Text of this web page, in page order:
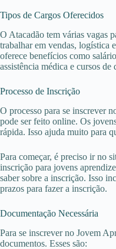
Tipos de Cargos Oferecidos
O Atacadão tem várias vagas
trabalhar em vendas, logística
oferece benefícios como
assistência médica e cursos de
Processo de Inscrição
O processo para se inscrever
pode ser feito online. Os
rápida. Isso ajuda muito para
Para começar, é preciso ir no
inscrição para jovens
saber sobre a inscrição. Isso
prazos para fazer a inscrição.
Documentação Necessária
Para se inscrever no Jovem
documentos. Esses são: